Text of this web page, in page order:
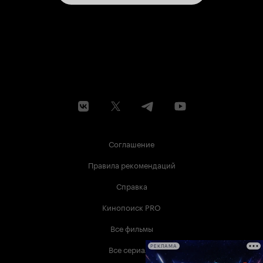
Соглашение
Правила рекомендаций
Справка
Кинопоиск PRO
Все фильмы
Все сериалыРЕКЛАМА